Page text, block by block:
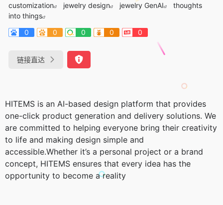
customization
jewelry design jewelry GenAI
thoughts
into things
0
0 0 0 0
链接直达
HITEMS is an AI-based design platform that provides
one-click product generation and delivery solutions. We
are committed to helping everyone bring their creativity
to life and making design simple and
accessible.Whether it’s a personal project or a brand
concept, HITEMS ensures that every idea has the
opportunity to become a reality